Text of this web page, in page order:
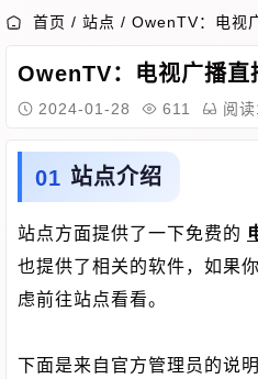
首页 / 站点 / OwenTV：电视
OwenTV：电视广播直
2024-01-28 611 阅
站点介绍
站点方面提供了一下免费的
也提供了相关的软件，如果
虑前往站点看看。
下面是来自官方管理员的说明